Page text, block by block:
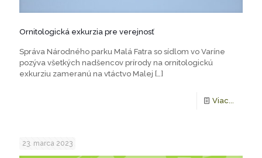
Ornitologická exkurzia pre verejnosť
Správa Národného parku Malá Fatra so sídlom vo Varíne
pozýva všetkých nadšencov prírody na ornitologickú
exkurziu zameranú na vtáctvo Malej […]
Viac...
23. marca 2023